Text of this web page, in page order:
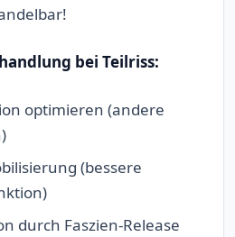
bei Teilriss:
optimieren (andere
(bessere
durch Faszien-Release